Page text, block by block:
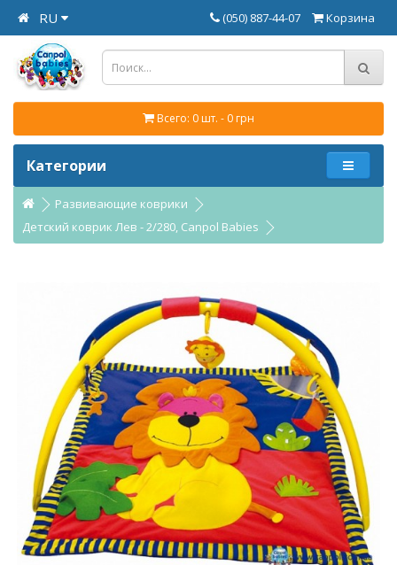
RU Корзина
(050) 887-44-07
Всего: 0 шт. - 0 грн
Категории
Развивающие коврики
Детский коврик Лев - 2/280, Canpol Babies